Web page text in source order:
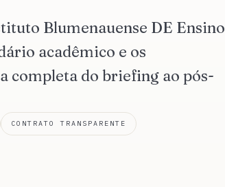
Blumenauense DE Ensino
acadêmico e os
completa do briefing ao pós-
CONTRATO TRANSPARENTE